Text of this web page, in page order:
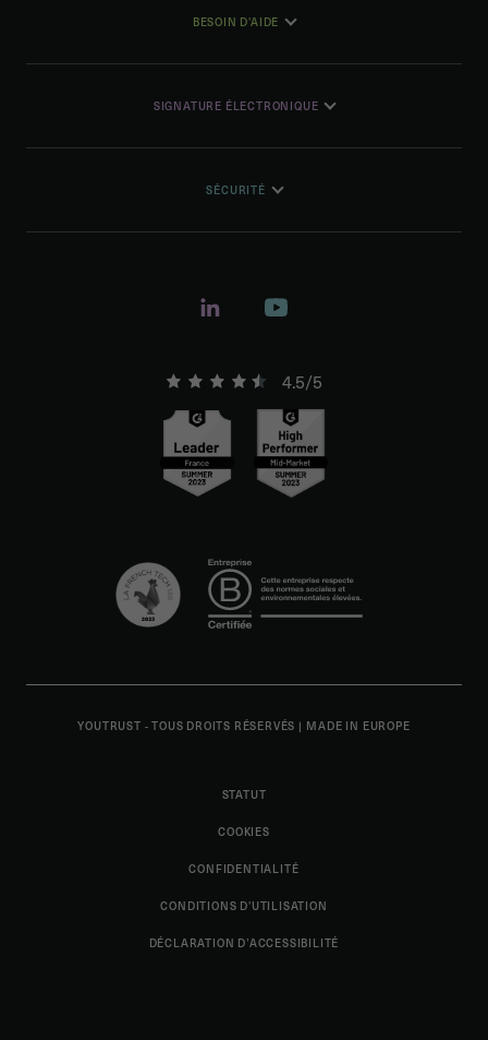
BESOIN D'AIDE
SIGNATURE ÉLECTRONIQUE
SÉCURITÉ
4.5/5
YOUTRUST - TOUS DROITS RÉSERVÉS | MADE IN EUROPE
STATUT
COOKIES
CONFIDENTIALITÉ
CONDITIONS D'UTILISATION
DÉCLARATION D’ACCESSIBILITÉ